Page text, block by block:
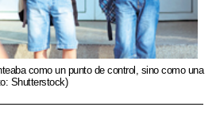
como un punto de control, sino como una
Shutterstock)